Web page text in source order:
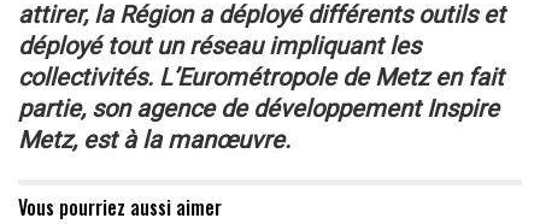
attirer, la Région a déployé différents outils et
déployé tout un réseau impliquant les
collectivités. L’Eurométropole de Metz en fait
partie, son agence de développement Inspire
Metz, est à la manœuvre.
Vous pourriez aussi aimer